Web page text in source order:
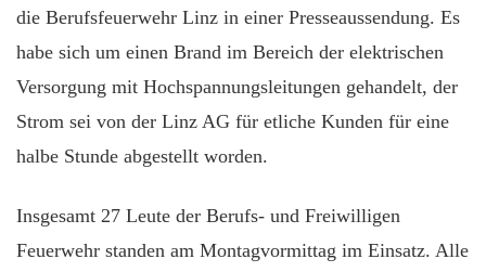
die Berufsfeuerwehr Linz in einer Presseaussendung. Es
habe sich um einen Brand im Bereich der elektrischen
Versorgung mit Hochspannungsleitungen gehandelt, der
Strom sei von der Linz AG für etliche Kunden für eine
halbe Stunde abgestellt worden.
Insgesamt 27 Leute der Berufs- und Freiwilligen
Feuerwehr standen am Montagvormittag im Einsatz. Alle